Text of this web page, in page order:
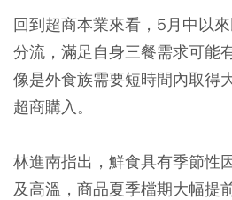
回到超商本業來看，5月中以
分流，滿足自身三餐需求可能
像是外食族需要短時間內取得
超商購入。
林進南指出，鮮食具有季節性
及高溫，商品夏季檔期大幅提